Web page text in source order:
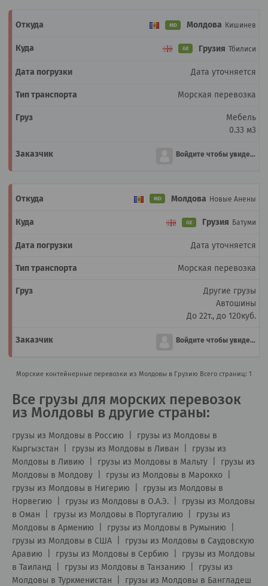
MD Молдова Кишинев
GE Грузия Тбилиси
Дата уточняется
Морская перевозка
Мебель
0.33 м3
Войдите чтобы увидеть
MD Молдова Новые Анены
GE Грузия Батуми
Дата уточняется
Морская перевозка
Другие грузы
Автошины
До 22т., до 120куб.
Войдите чтобы увидеть
Морские контейнерные перевозки из Молдовы в Грузию Всего страниц: 1
Все грузы для морских перевозок
из Молдовы в другие страны:
грузы из Молдовы в Россию
грузы из Молдовы в
Кыргызстан
грузы из Молдовы в Ливан
грузы из
Молдовы в Ливию
грузы из Молдовы в Мальту
грузы из
Молдовы в Молдову
грузы из Молдовы в Марокко
грузы из Молдовы в Нигерию
грузы из Молдовы в
Норвегию
грузы из Молдовы в О.А.Э.
грузы из Молдовы
в Оман
грузы из Молдовы в Португалию
грузы из
Молдовы в Армению
грузы из Молдовы в Румынию
грузы из Молдовы в США
грузы из Молдовы в Саудовскую
Аравию
грузы из Молдовы в Сербию
грузы из Молдовы
в Таиланд
грузы из Молдовы в Танзанию
грузы из
Молдовы в Туркменистан
грузы из Молдовы в Бангладеш